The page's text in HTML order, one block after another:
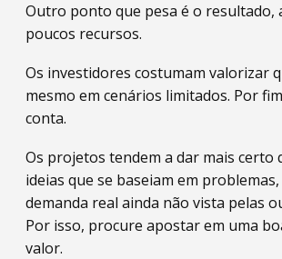
Outro ponto que pesa é o resultado,
poucos recursos.
Os investidores costumam valorizar
mesmo em cenários limitados. Por
conta.
Os projetos tendem a dar mais certo
ideias que se baseiam em
demanda real ainda não vista pelas
Por isso, procure apostar em uma
valor.